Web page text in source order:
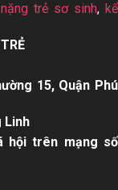
trẻ sơ sinh, kể
15, Quận Phú
Linh
hội trên mạng số